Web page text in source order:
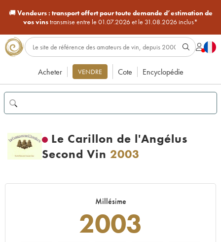
🚚Vendeurs : transport offert pour toute demande d’estimation de
vos vinstransmise entre le 01.07.2026 et le 31.08.2026 inclus*
Acheter VENDRE Cote Encyclopédie
Le Carillon de l'Angélus
Second Vin 2003
Millésime
2003